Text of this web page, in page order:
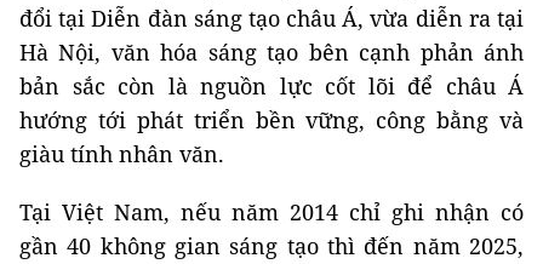
đổi tại Diễn đàn sáng tạo châu Á, vừa diễn ra tại
Hà Nội, văn hóa sáng tạo bên cạnh phản ánh
bản sắc còn là nguồn lực cốt lõi để châu Á
hướng tới phát triển bền vững, công bằng và
giàu tính nhân văn.
Tại Việt Nam, nếu năm 2014 chỉ ghi nhận có
gần 40 không gian sáng tạo thì đến năm 2025,